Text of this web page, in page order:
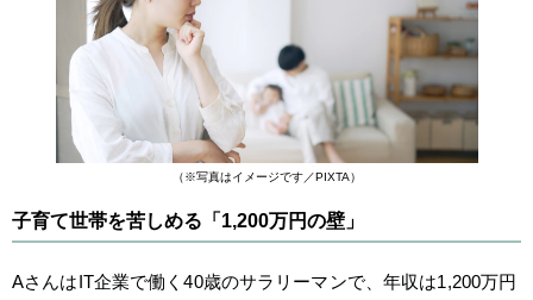
（※写真はイメージです／PIXTA）
子育て世帯を苦しめる「1,200万円の壁」
AさんはIT企業で働く40歳のサラリーマンで、年収は1,200万円